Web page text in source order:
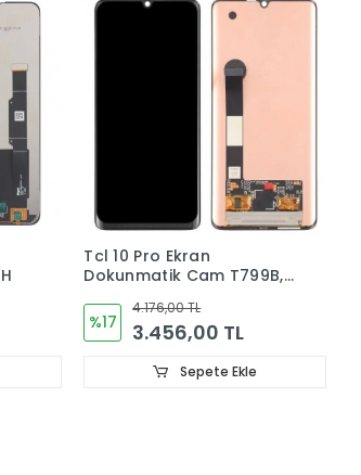
Tcl 10 Pro Ekran
Dokunmatik Cam T799B,
%17
4.176,00 TL
3.456,00 TL
Sepete Ekle